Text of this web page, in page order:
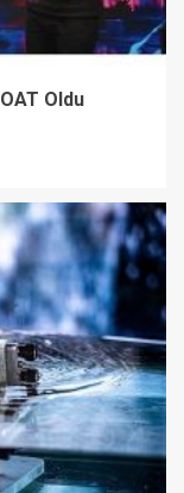
Oldu